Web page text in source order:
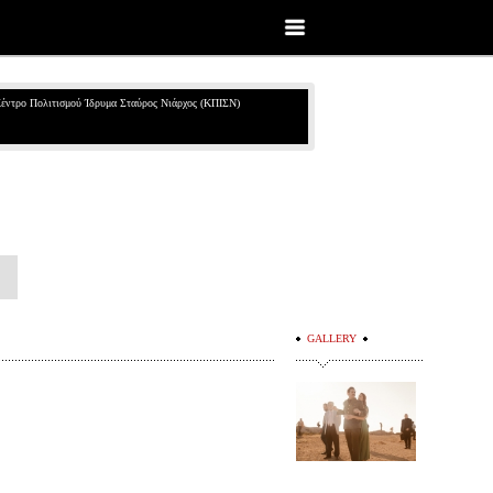
Πολιτισμού Ίδρυμα Σταύρος Νιάρχος (ΚΠΙΣΝ)
GALLERY